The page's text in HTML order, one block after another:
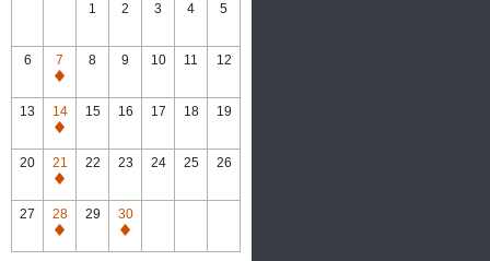
1 2 3 4 5
6
7
通
常
休
館
8 9 10 11 12
13
14
通
常
休
館
15 16 17 18 19
20
21
通
常
休
館
22 23 24 25 26
27
28
通
29
30
通